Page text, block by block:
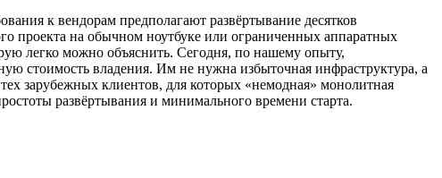
к вендорам предполагают развёртывание десятков
проекта на обычном ноутбуке или ограниченных аппаратных
легко можно объяснить. Сегодня, по нашему опыту,
стоимость владения. Им не нужна избыточная инфраструктура, а
зарубежных клиентов, для которых «немодная» монолитная
развёртывания и минимального времени старта.